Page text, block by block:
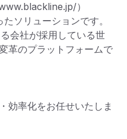
）
ソリューションです。
会社が採用している世
革のプラットフォームで
効率化をお任せいたしま